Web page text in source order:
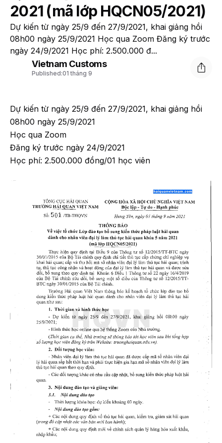
2021 (mã lớp HQCN05/2021)
Dự kiến từ ngày 25/9 đến 27/9/2021, khai giảng hồi
08h00 ngày 25/9/2021 Học qua Zoom Đăng ký trước
ngày 24/9/2021 Học phí: 2.500.000 đ...
Vietnam Customs
Published:01 tháng 9
Dự kiến từ ngày 25/9 đến 27/9/2021, khai giảng hồi
08h00 ngày 25/9/2021
Học qua Zoom
Đăng ký trước ngày 24/9/2021
Học phí: 2.500.000 đồng/01 học viên